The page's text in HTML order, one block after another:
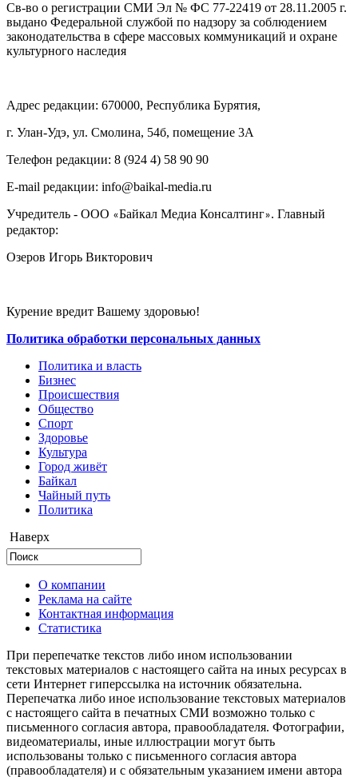
Св-во о регистрации СМИ Эл № ФС 77-22419 от 28.11.2005 г.
выдано Федеральной службой по надзору за соблюдением
законодательства в сфере массовых коммуникаций и охране
культурного наследия
Адрес редакции: 670000, Республика Бурятия,
г. Улан-Удэ, ул. Смолина, 54б, помещение 3А
Телефон редакции: ‎‎8 (924 4) 58 90 90
E-mail редакции: info@baikal-media.ru
Учредитель - ООО «Байкал Медиа Консалтинг». Главный
редактор:
Озеров Игорь Викторович
Курение вредит Вашему здоровью!
Политика обработки персональных данных
Политика и власть
Бизнес
Происшествия
Общество
Cпорт
Здоровье
Культура
Город живёт
Байкал
Чайный путь
Политика
Наверх
О компании
Реклама на сайте
Контактная информация
Статистика
При перепечатке текстов либо ином использовании
текстовых материалов с настоящего сайта на иных ресурсах в
сети Интернет гиперссылка на источник обязательна.
Перепечатка либо иное использование текстовых материалов
с настоящего сайта в печатных СМИ возможно только с
письменного согласия автора, правообладателя. Фотографии,
видеоматериалы, иные иллюстрации могут быть
использованы только с письменного согласия автора
(правообладателя) и с обязательным указанием имени автора